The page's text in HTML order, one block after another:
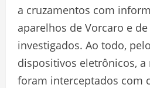
a cruzamentos com
aparelhos de Vorcaro e
investigados. Ao todo,
dispositivos eletrônicos, a
foram interceptados com